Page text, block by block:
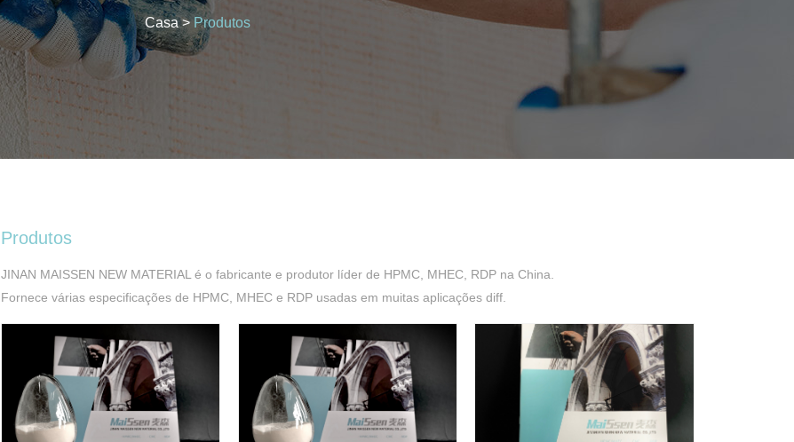
Casa> Produtos
Produtos
JINAN MAISSEN NEW MATERIAL é o fabricante e produtor líder de HPMC, MHEC, RDP na China.
Fornece várias especificações de HPMC, MHEC e RDP usadas em muitas aplicações diff.